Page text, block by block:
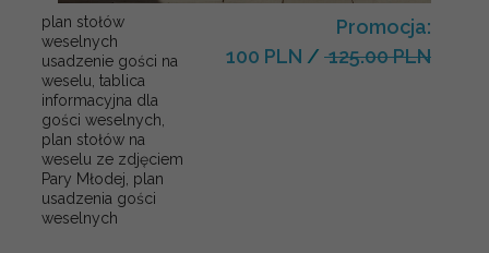
plan stołów
weselnych
usadzenie gości na
weselu, tablica
informacyjna dla
gości weselnych,
plan stołów na
weselu ze zdjęciem
Pary Młodej, plan
usadzenia gości
weselnych
Promocja:
100 PLN / 125.00 PLN